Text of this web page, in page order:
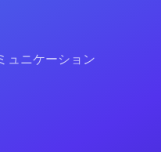
ュニケーション